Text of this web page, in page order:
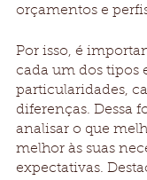
orçamentos e
Por isso, é
cada um dos tipos
particularidades,
diferenças. Dessa
analisar o que
melhor às suas
expectativas.